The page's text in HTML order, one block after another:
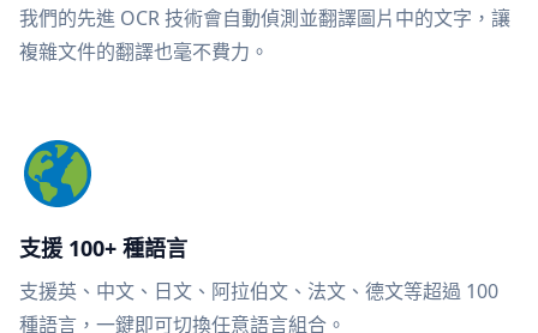
我們的先進 OCR 技術會自動偵測並翻譯圖片中的文字，讓
複雜文件的翻譯也毫不費力。
支援 100+ 種語言
支援英、中文、日文、阿拉伯文、法文、德文等超過 100
種語言，一鍵即可切換任意語言組合。